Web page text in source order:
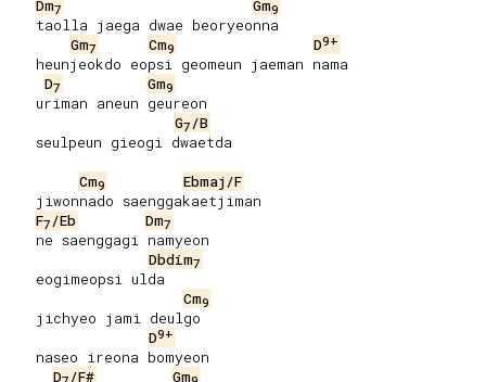
Dm7 Gm9
Gm7 Cm9 D9+
D7 Gm9
G7 /B
Cm9
Ebmaj/F
F7 /Eb Dm7
Dbdim7
Cm9
D9+
D /F# Gm